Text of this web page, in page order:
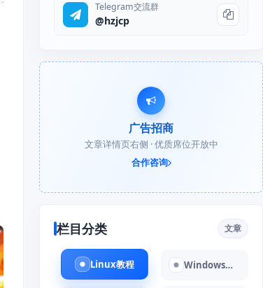
Telegram交流群
@hzjcp
广告招商
文章详情页右侧 · 优质席位开放中
合作咨询
栏目分类 文章
Linux教程 Windows教程